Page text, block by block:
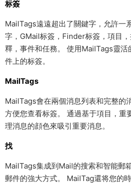
标簽
MailTags遠遠超出了關鍵字，允許一
字，GMail标簽，Finder标簽，項目
釋，事件和任務。 使用MailTags靈
件上的标簽。
MailTags
MailTags會在兩個消息列表和完整的
方便您查看标簽。 通過基于項目，重
理消息的顔色來吸引重要消息。
找
MailTags集成到Mail的搜索和智能郵
郵件的強大方式。 MailTag還将您的